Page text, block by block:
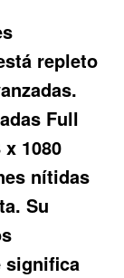
repleto
Full
1080
nítidas
Su
significa